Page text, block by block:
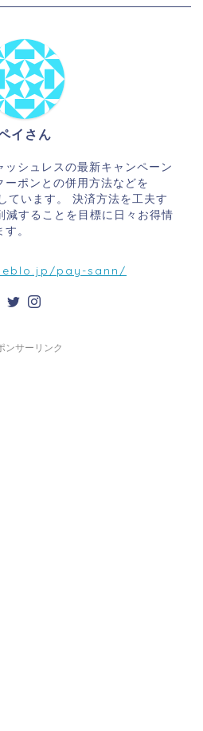
イさん
ッシュレスの最新キャンペーン
ポンとの併用方法などを
ています。 決済方法を工夫す
減することを目標に日々お得情
。
pay-sann/
ンサーリンク